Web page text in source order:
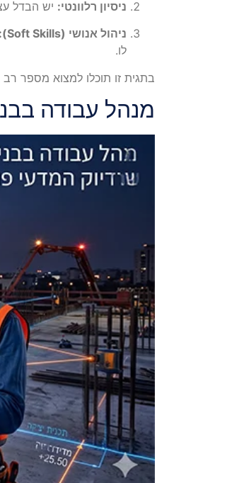
ניסיון רלוונטי: יש הבדל
ניהול אנושי (Soft Skills):
לו.
בתגית זו תוכלו למצוא מספר
מנהל עבודה